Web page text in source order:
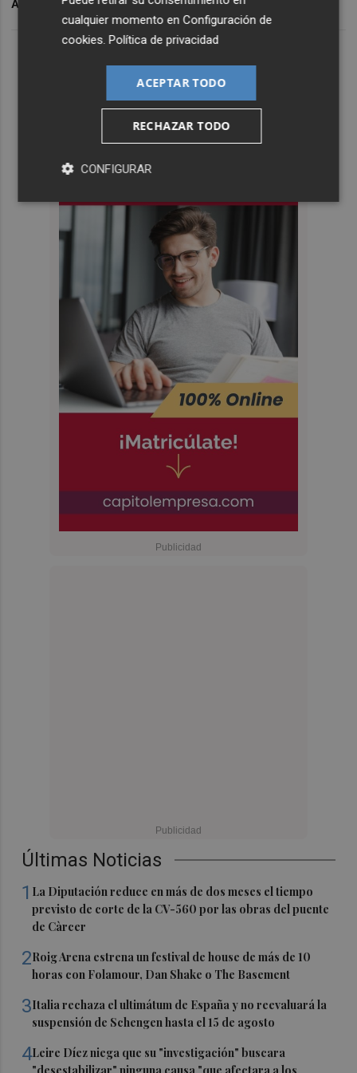
Últimas Noticias
1 La Diputación reduce en más de dos meses el tiempo
previsto de corte de la CV-560 por las obras del puente
de Càrcer
2Roig Arena estrena un festival de house de más de 10
horas con Folamour, Dan Shake o The Basement
3Italia rechaza el ultimátum de España y no reevaluará la
suspensión de Schengen hasta el 15 de agosto
4Leire Díez niega que su "investigación" buscara
ARCHIVADO EN SANIDAD
cualquier momento enConfiguración de
cookies.Política de privacidad
ACEPTAR TODO
RECHAZAR TODO
CONFIGURAR